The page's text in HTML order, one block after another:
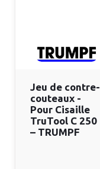
Jeu de contre-
couteaux -
Pour Cisaille
TruTool C 250
– TRUMPF